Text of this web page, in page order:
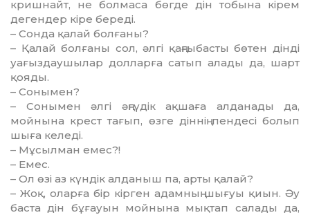
кришнайт, не болмаса бөгде дін тобына кірем
дегендер кіре береді.
– Сонда қалай болғаны?
– Қалай болғаны сол, әлгі қаңғыбасты бөтен дінді
уағыздаушылар долларға сатып алады да, шарт
қояды.
– Сонымен?
– Сонымен әлгі әңгүдік ақшаға алданады да,
мойнына крест тағып, өзге діннің пендесі болып
шыға келеді.
– Мұсылман емес?!
– Емес.
– Ол өзі аз күндік алданыш па, арты қалай?
– Жоқ, оларға бір кірген адамның шығуы қиын. Әу
баста дін бұғауын мойнына мықтап салады да,